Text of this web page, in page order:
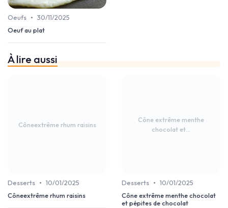
Oeufs • 30/11/2025
Oeuf au plat
À lire aussi
Côneextrême rhum raisins
Desserts • 10/01/2025
Côneextrême rhum raisins
Cône extrême menthe
chocolat et...
Desserts • 10/01/2025
Cône extrême menthe chocolat
et pépites de chocolat